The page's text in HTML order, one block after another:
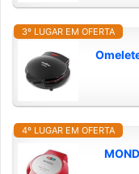
3º LUGAR EM OFERTA
4º LUGAR EM OFERTA